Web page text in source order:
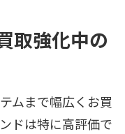
取強化中の
ムまで幅広くお買
ドは特に高評価で